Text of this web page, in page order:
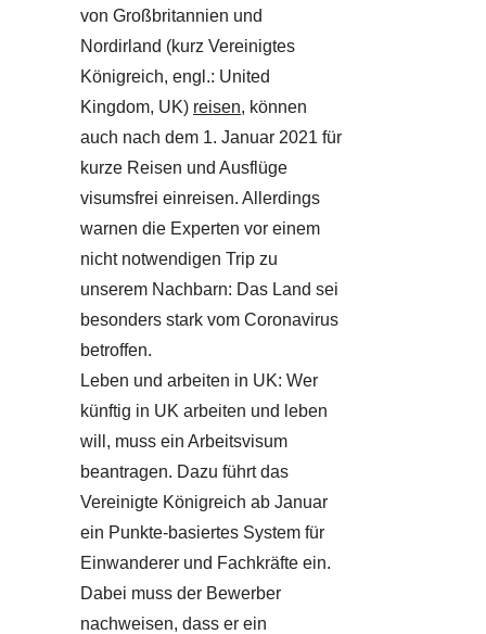
von Großbritannien und
Nordirland (kurz Vereinigtes
Königreich, engl.: United
Kingdom, UK) reisen, können
auch nach dem 1. Januar 2021 für
kurze Reisen und Ausflüge
visumsfrei einreisen. Allerdings
warnen die Experten vor einem
nicht notwendigen Trip zu
unserem Nachbarn: Das Land sei
besonders stark vom Coronavirus
betroffen.
Leben und arbeiten in UK: Wer
künftig in UK arbeiten und leben
will, muss ein Arbeitsvisum
beantragen. Dazu führt das
Vereinigte Königreich ab Januar
ein Punkte-basiertes System für
Einwanderer und Fachkräfte ein.
Dabei muss der Bewerber
nachweisen, dass er ein